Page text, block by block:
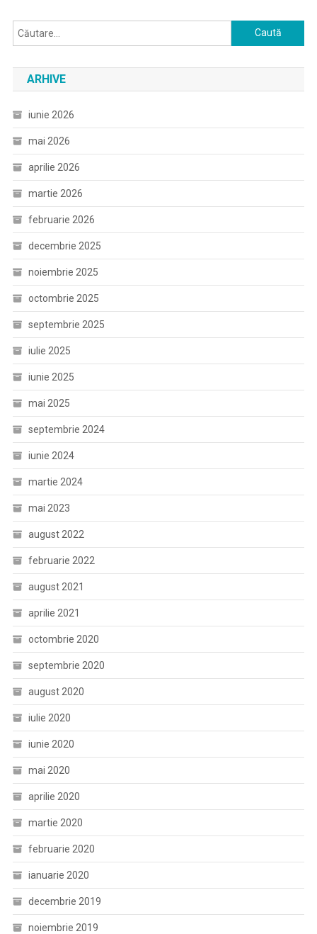
Caută
după:
ARHIVE
iunie 2026
mai 2026
aprilie 2026
martie 2026
februarie 2026
decembrie 2025
noiembrie 2025
octombrie 2025
septembrie 2025
iulie 2025
iunie 2025
mai 2025
septembrie 2024
iunie 2024
martie 2024
mai 2023
august 2022
februarie 2022
august 2021
aprilie 2021
octombrie 2020
septembrie 2020
august 2020
iulie 2020
iunie 2020
mai 2020
aprilie 2020
martie 2020
februarie 2020
ianuarie 2020
decembrie 2019
noiembrie 2019